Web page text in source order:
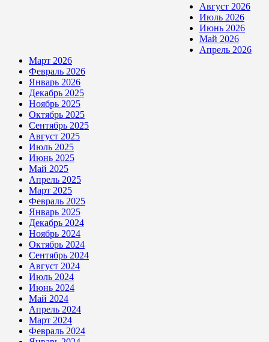
Август 2026
Июль 2026
Июнь 2026
Май 2026
Апрель 2026
Март 2026
Февраль 2026
Январь 2026
Декабрь 2025
Ноябрь 2025
Октябрь 2025
Сентябрь 2025
Август 2025
Июль 2025
Июнь 2025
Май 2025
Апрель 2025
Март 2025
Февраль 2025
Январь 2025
Декабрь 2024
Ноябрь 2024
Октябрь 2024
Сентябрь 2024
Август 2024
Июль 2024
Июнь 2024
Май 2024
Апрель 2024
Март 2024
Февраль 2024